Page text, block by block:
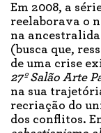
Em 2008, a
reelaborava o
na
(busca que,
de uma crise
27º Salão Arte
na sua
recriação do
dos conflitos.